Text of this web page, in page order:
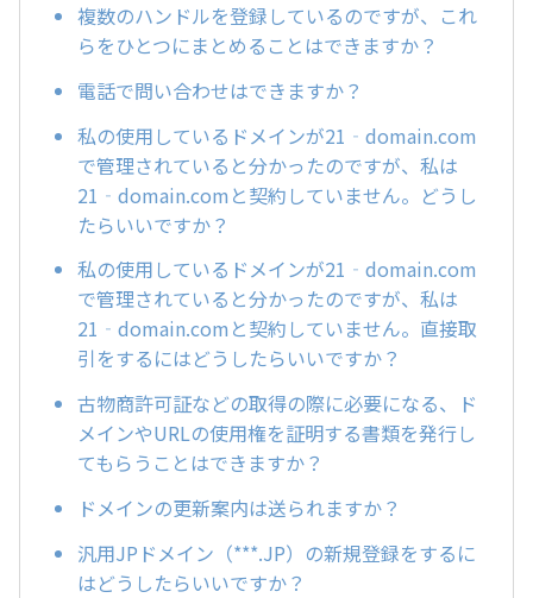
複数のハンドルを登録しているのですが、これ
らをひとつにまとめることはできますか？
電話で問い合わせはできますか？
私の使用しているドメインが21‐domain.com
で管理されていると分かったのですが、私は
21‐domain.comと契約していません。どうし
たらいいですか？
私の使用しているドメインが21‐domain.com
で管理されていると分かったのですが、私は
21‐domain.comと契約していません。直接取
引をするにはどうしたらいいですか？
古物商許可証などの取得の際に必要になる、ド
メインやURLの使用権を証明する書類を発行し
てもらうことはできますか？
ドメインの更新案内は送られますか？
汎用JPドメイン（***.JP）の新規登録をするに
はどうしたらいいですか？